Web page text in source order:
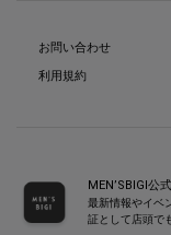
お問い合わせ
利用規約
MEN’SBIGI公
最新情報やイベ
証として店頭で